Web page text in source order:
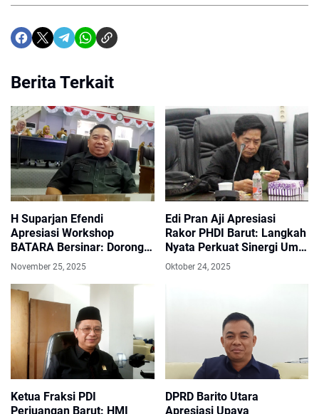
Berita Terkait
H Suparjan Efendi
Apresiasi Workshop
BATARA Bersinar: Dorong
Barito Utara Bebas
November 25, 2025
Edi Pran Aji Apresiasi
Rakor PHDI Barut: Langkah
Nyata Perkuat Sinergi Umat
Hindu dalam Pembangunan
Oktober 24, 2025
Ketua Fraksi PDI
Perjuangan Barut: HMI
DPRD Barito Utara
Apresiasi Upaya